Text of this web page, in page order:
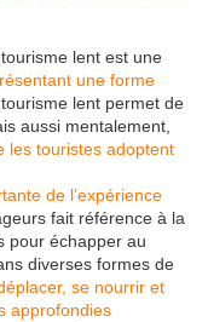
tourisme lent est une
une forme
tourisme lent permet de
aussi mentalement,
les touristes adoptent
de l’expérience
fait référence à la
pour échapper au
diverses formes de
se nourrir et
approfondies